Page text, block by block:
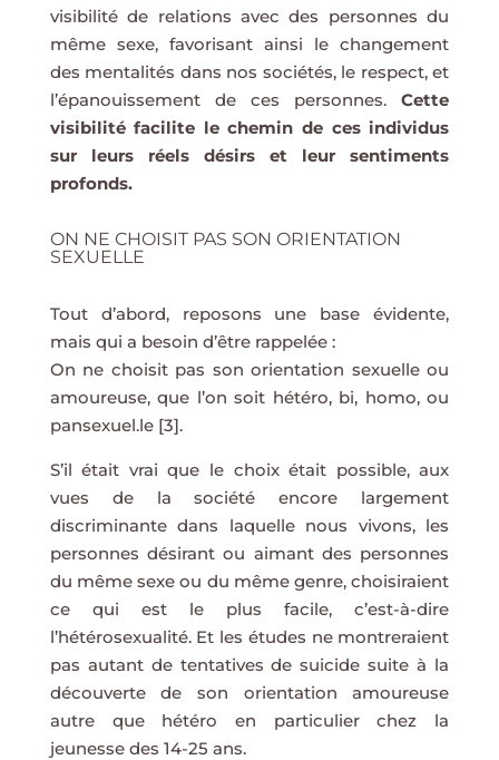
visibilité de relations avec des personnes du
même sexe, favorisant ainsi le changement
des mentalités dans nos sociétés, le respect, et
l’épanouissement de ces personnes.Cette
visibilité facilite le chemin de ces individus
sur leurs réels désirs et leur sentiments
profonds.
ON NE CHOISIT PAS SON ORIENTATION
SEXUELLE
Tout d’abord, reposons une base évidente,
mais qui a besoin d’être rappelée :
On ne choisit pas son orientation sexuelle ou
amoureuse, que l’on soit hétéro, bi, homo, ou
pansexuel.le [3].
S’il était vrai que le choix était possible, aux
vues de la société encore largement
discriminante dans laquelle nous vivons, les
personnes désirant ou aimant des personnes
du même sexe ou du même genre, choisiraient
ce qui est le plus facile, c’est-à-dire
l’hétérosexualité. Et les études ne montreraient
pas autant de tentatives de suicide suite à la
découverte de son orientation amoureuse
autre que hétéro en particulier chez la
jeunesse des 14-25 ans.